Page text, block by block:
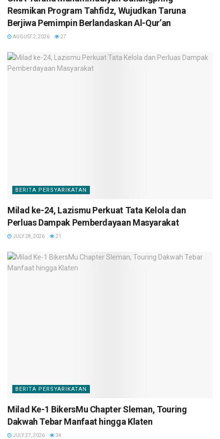
Resmikan Program Tahfidz, Wujudkan Taruna
Berjiwa Pemimpin Berlandaskan Al-Qur’an
AUGUST 2, 2026 27
BERITA PERSYARIKATAN
Milad ke-24, Lazismu Perkuat Tata Kelola dan
Perluas Dampak Pemberdayaan Masyarakat
JULY 28, 2026 21
BERITA PERSYARIKATAN
Milad Ke-1 BikersMu Chapter Sleman, Touring
Dakwah Tebar Manfaat hingga Klaten
JULY 27, 2026 34